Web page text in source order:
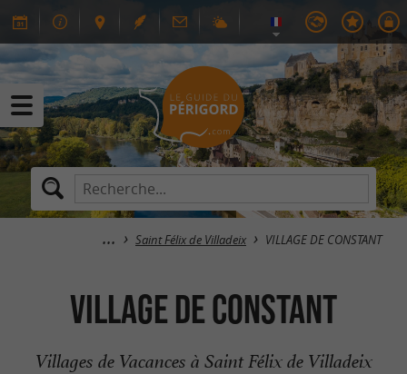
Saint Félix de Villadeix VILLAGE DE CONSTANT
VILLAGE DE CONSTANT
Villages de Vacances à Saint Félix de Villadeix